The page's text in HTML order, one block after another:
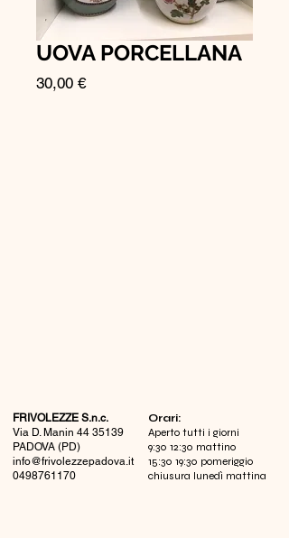
UOVA PORCELLANA
30,00 €Prezzo
FRIVOLEZZE S.n.c.
Via D. Manin 44 35139
PADOVA (PD)
info@frivolezzepadova.it
0498761170
​Orari:
Aperto tutti i giorni
9:30 12:30 mattino
15:30 19:30 pomeriggio
chiusura lunedì mattina